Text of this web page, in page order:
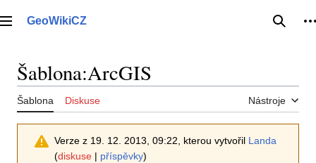
na
Hlavní menu
GeoWikiCZ Hledat
Šablona:ArcGIS
Šablona Diskuse Nástroje
Verze z 19. 12. 2013, 09:22, kterou vytvořil Landa
(diskuse | příspěvky)